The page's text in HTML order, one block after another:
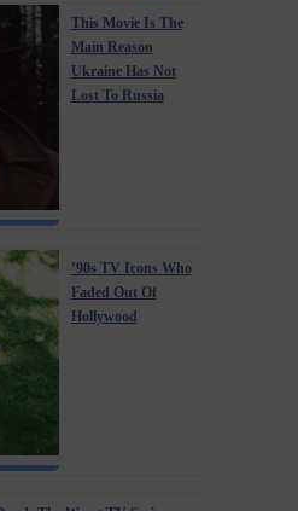
This Movie Is The
Main Reason
Ukraine Has Not
Lost To Russia
’90s TV Icons Who
Faded Out Of
Hollywood